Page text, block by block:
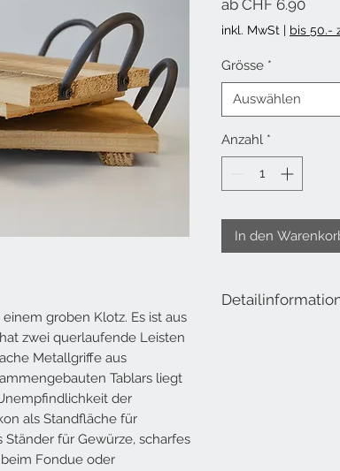
groben Klotz. Es ist aus
zwei querlaufende Leisten
Metallgriffe aus
Tablars liegt
der
als Standfläche für
für Gewürze, scharfes
Fondue oder
ab CHF 6.90
inkl. MwSt | bis 50.-
Grösse *
Auswählen
Anzahl *
In den